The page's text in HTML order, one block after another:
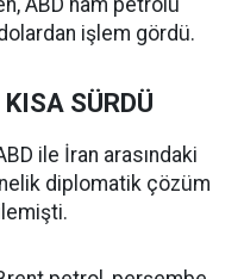
ABD ham petrolü
işlem gördü.
SÜRDÜ
ile İran arasındaki
diplomatik çözüm